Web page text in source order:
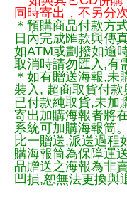
同時寄出，不另分
＊預購商品付款方
日內完成匯款與傳
如ATM或劃撥如逾
取消時請勿匯入,有
＊如有贈送海報,未
裝入, 超商取貨付款
已付款純取貨,未加
寄出加購海報者將
系統可加購海報筒
比一贈送,派送過程
購海報筒為保障運
品贈送之海報為非
凹損,恕無法更換與